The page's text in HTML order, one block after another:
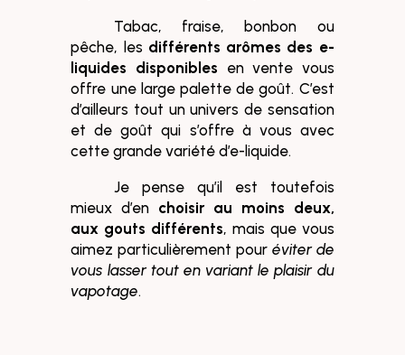
Tabac, fraise, bonbon ou
pêche, les différents arômes des e-
liquides disponibles en vente vous
offre une large palette de goût. C’est
d’ailleurs tout un univers de sensation
et de goût qui s’offre à vous avec
cette grande variété d’e-liquide.
Je pense qu’il est toutefois
mieux d’en choisir au moins deux,
aux gouts différents, mais que vous
aimez particulièrement pour éviter de
vous lasser tout en variant le plaisir du
vapotage.